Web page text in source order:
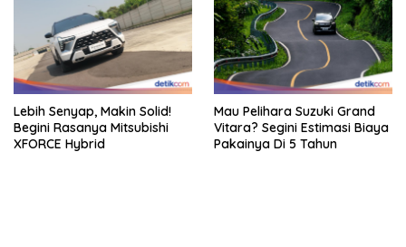
Lebih Senyap, Makin Solid!
Begini Rasanya Mitsubishi
XFORCE Hybrid
Mau Pelihara Suzuki Grand
Vitara? Segini Estimasi Biaya
Pakainya Di 5 Tahun